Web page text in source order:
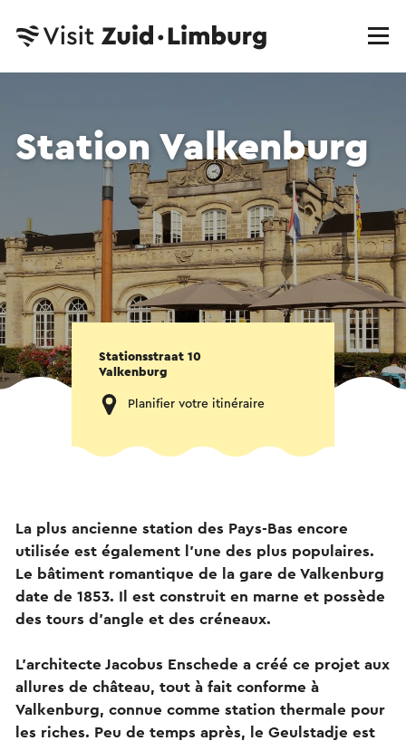
Station Valkenburg
Stationsstraat 10
Valkenburg
Planifier votre itinéraire
La plus ancienne station des Pays-Bas encore
utilisée est également l'une des plus populaires.
Le bâtiment romantique de la gare de Valkenburg
date de 1853. Il est construit en marne et possède
des tours d'angle et des créneaux.
L'architecte Jacobus Enschede a créé ce projet aux
allures de château, tout à fait conforme à
Valkenburg, connue comme station thermale pour
les riches. Peu de temps après, le Geulstadje est